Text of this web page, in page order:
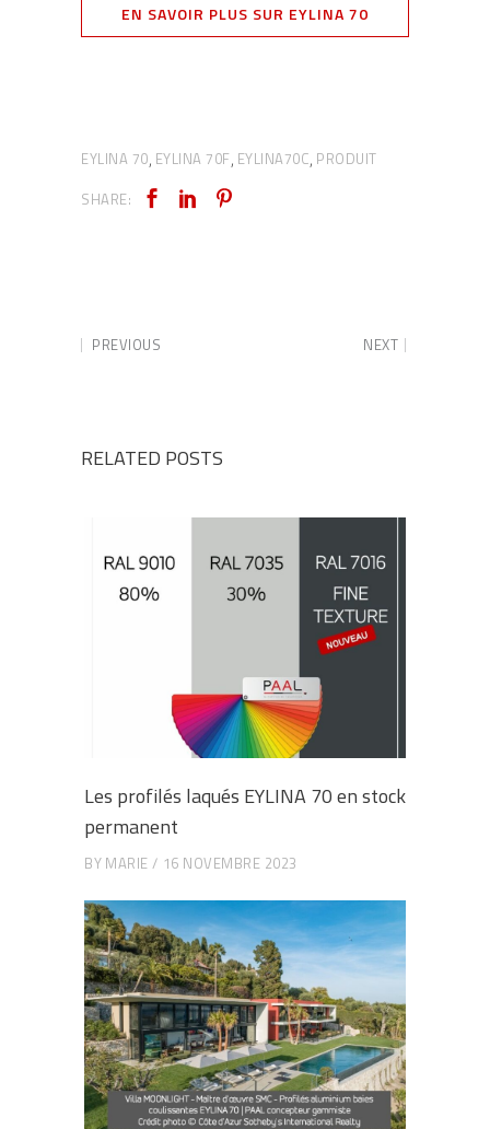
EN SAVOIR PLUS SUR EYLINA 70
EYLINA 70, EYLINA 70F, EYLINA70C, PRODUIT
SHARE:
PREVIOUS NEXT
RELATED POSTS
Les profilés laqués EYLINA 70 en stock
permanent
BY MARIE 16 NOVEMBRE 2023